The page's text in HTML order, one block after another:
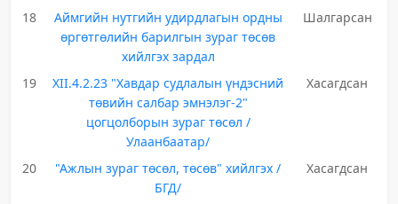
18
Аймгийн нутгийн удирдлагын ордны
өргөтгөлийн барилгын зураг төсөв
хийлгэх зардал
Шалгарсан
19
XII.4.2.23 "Хавдар судлалын үндэсний
төвийн салбар эмнэлэг-2"
цогцолборын зураг төсөл /
Улаанбаатар/
Хасагдсан
20
"Ажлын зураг төсөл, төсөв" хийлгэх /
БГД/
Хасагдсан